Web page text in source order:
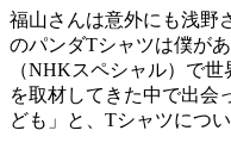
福山さんは意外にも浅野
のパンダTシャツは僕が
（NHKスペシャル）で
を取材してきた中で出会
ども」と、Tシャツについ